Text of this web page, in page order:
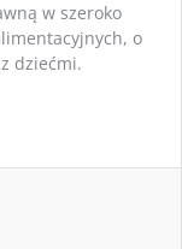
w szeroko
o
dziećmi.